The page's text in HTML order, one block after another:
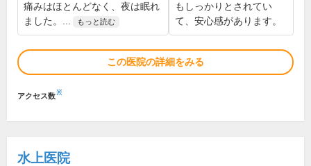
痛みはほとんどなく、夜は眠れ
ました。...
もっと読む
もしっかりとされてい
て、安心感があります。
この医院の詳細をみる
アクセス数※
水上医院